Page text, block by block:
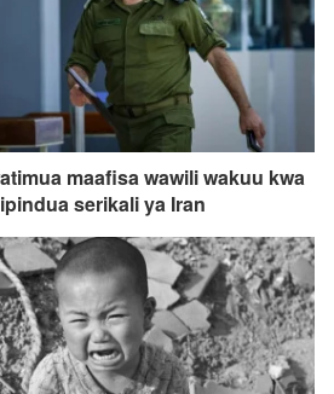
maafisa wawili wakuu kwa
serikali ya Iran